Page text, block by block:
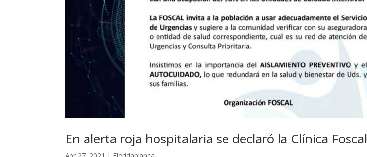
En alerta roja hospitalaria se declaró la Clínica Foscal